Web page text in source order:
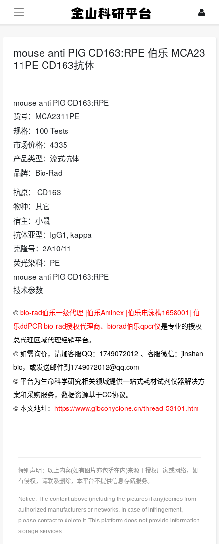
mouse anti PIG CD163:RPE 伯乐 MCA23
11PE CD163抗体
mouse anti PIG CD163:RPE
货号：MCA2311PE
规格：100 Tests
市场价格：4335
产品类型：流式抗体
品牌：Bio-Rad
抗原： CD163
物种：其它
宿主：小鼠
抗体亚型：IgG1, kappa
克隆号：2A10/11
荧光染料：PE
mouse anti PIG CD163:RPE
技术参数
© bio-rad伯乐一级代理 |伯乐Aminex |伯乐电泳槽1658001| 伯
乐ddPCR bio-rad授权代理商、biorad伯乐qpcr仪是专业的授权
总代理区域代理经销平台。
© 如需询价，请加客服QQ：1749072012 、客服微信：jinshan
bio，或发送邮件到1749072012@qq.com
© 平台为生命科学研究相关领域提供一站式耗材试剂仪器解决方
案和采购服务，数据资源基于CC协议。
© 本文地址： https://www.gibcohyclone.cn/thread-53101.htm
特别声明：以上内容(如有图片亦包括在内)来源于授权厂家或网络，如
有侵权，请联系删除，本平台不提供信息存储服务。
Notice: The content above (including the pictures if any)comes from
authorized manufacturers or networks. In case of infringement,
please contact to delete it. This platform does not provide information
storage services.